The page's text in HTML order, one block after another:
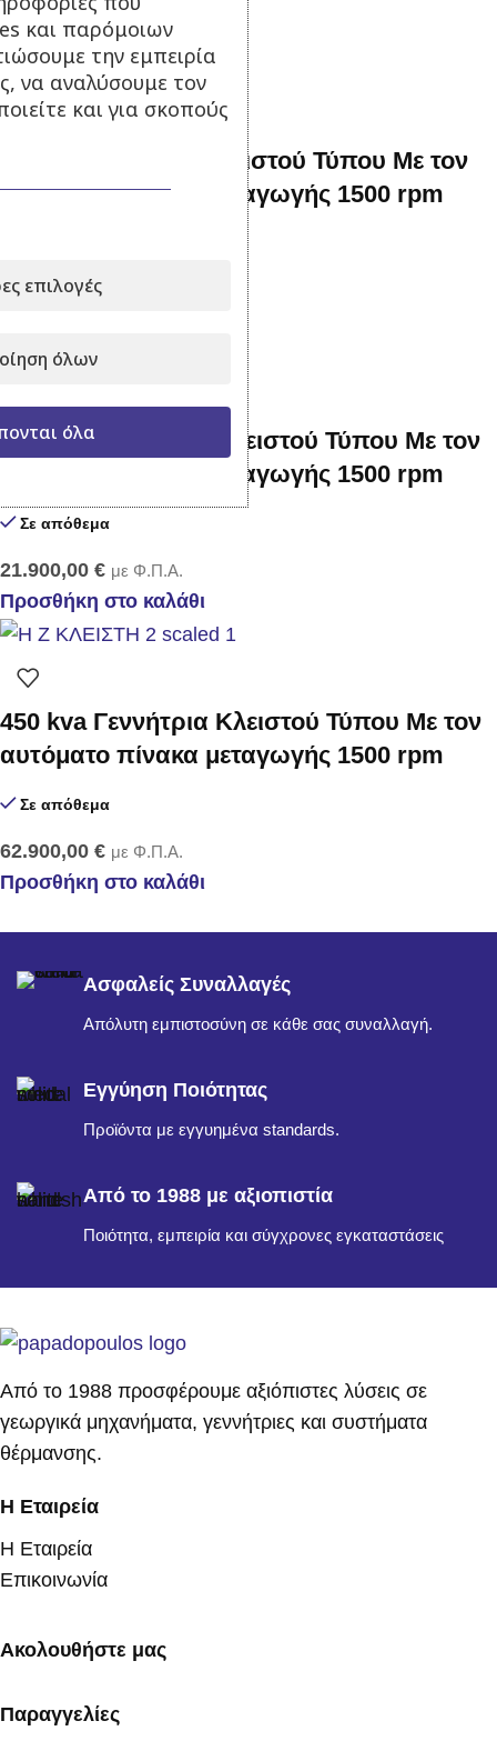
11.000,00€ με Φ.Π.Α.
Προσθήκη στο καλάθι
88 kva Γεννήτρια Κλειστού Τύπου Με τον
αυτόματο πίνακα μεταγωγής 1500 rpm
18.900,00€
110 kva Γεννήτρια Κλειστού Τύπου Με τον
αυτόματο πίνακα μεταγωγής 1500 rpm
Σε απόθεμα
21.900,00 € με Φ.Π.Α.
Προσθήκη στο καλάθι
450 kva Γεννήτρια Κλειστού Τύπου Με τον
αυτόματο πίνακα μεταγωγής 1500 rpm
Σε απόθεμα
62.900,00 € με Φ.Π.Α.
Προσθήκη στο καλάθι
Ασφαλείς Συναλλαγές
Απόλυτη εμπιστοσύνη σε κάθε σας συναλλαγή.
Εγγύηση Ποιότητας
Προϊόντα με εγγυημένα standards.
Από το 1988 με αξιοπιστία
Ποιότητα, εμπειρία και σύγχρονες εγκαταστάσεις
Από το 1988 προσφέρουμε αξιόπιστες λύσεις σε
γεωργικά μηχανήματα, γεννήτριες και συστήματα
θέρμανσης.
Η Εταιρεία
Η Εταιρεία
Επικοινωνία
Ακολουθήστε μας
Παραγγελίες
και παρόμοιων
την εμπειρία
να αναλύσουμε τον
και για σκοπούς
επιλογές
όλων
όλα